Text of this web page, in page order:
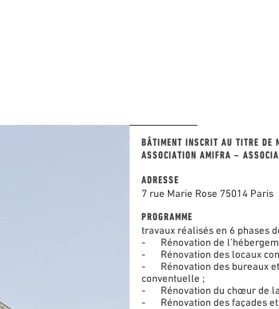
BÂTIMENT INSCRIT AU TITRE DE
ASSOCIATION AMIFRA –
ADRESSE
7 rue Marie Rose 75014 Paris
PROGRAMME
travaux réalisés en 6 phases
-
Rénovation de
-
Rénovation des locaux
-
Rénovation des bureaux
conventuelle ;
-
Rénovation du chœur de
-
Rénovation des façades